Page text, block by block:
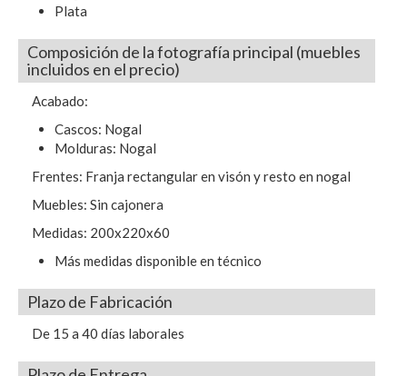
Plata
Composición de la fotografía principal (muebles
incluidos en el precio)
Acabado:
Cascos: Nogal
Molduras: Nogal
Frentes: Franja rectangular en visón y resto en nogal
Muebles: Sin cajonera
Medidas: 200x220x60
Más medidas disponible en técnico
Plazo de Fabricación
De 15 a 40 días laborales